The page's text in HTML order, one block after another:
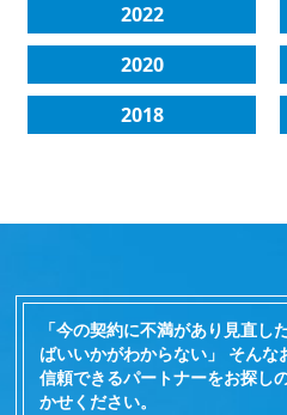
2022
2020
2018
「今の契約に不満があり見直し
ばいいかがわからない」 そんな
信頼できるパートナーをお探し
かせください。